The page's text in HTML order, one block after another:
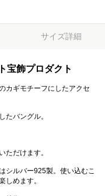
サイズ詳細
宝飾プロダクト
カギモチーフにしたアクセ
たバングル。
ただけます。
シルバー925製。使い込むこ
しめます。